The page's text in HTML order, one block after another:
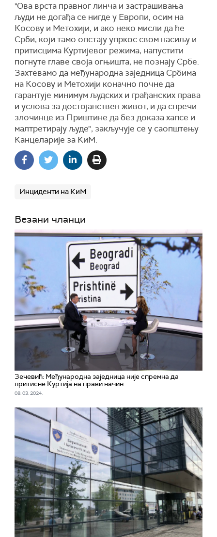
"Ова врста правног линча и застрашивања
људи не догађа се нигде у Европи, осим на
Косову и Метохији, и ако неко мисли да ће
Срби, који тамо опстају упркос свом насиљу и
притисцима Куртијевог режима, напустити
погнуте главе своја огњишта, не познају Србе.
Захтевамо да међународна заједница Србима
на Косову и Метохији коначно почне да
гарантује минимум људских и грађанских права
и услова за достојанствен живот, и да спречи
злочинце из Приштине да без доказа хапсе и
малтретирају људе", закључује се у саопштењу
Канцеларије за КиМ.
Инциденти на КиМ
Везани чланци
Зечевић: Међународна заједница није спремна да
притисне Куртија на прави начин
08. 03. 2024.